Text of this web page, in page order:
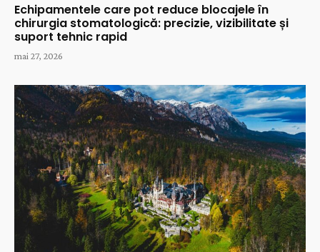
Echipamentele care pot reduce blocajele în
chirurgia stomatologică: precizie, vizibilitate și
suport tehnic rapid
mai 27, 2026